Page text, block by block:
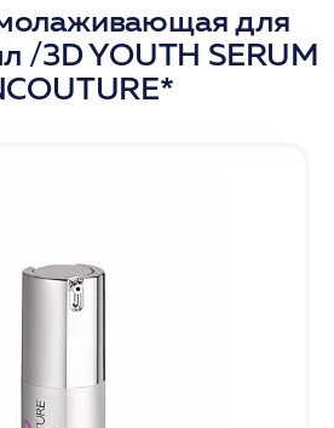
для
/3D YOUTH SERUM